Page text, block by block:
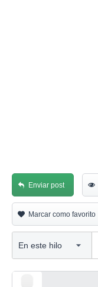
Enviar post
Marcar como favorito